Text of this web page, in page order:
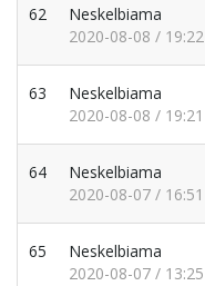
62
Neskelbiama
2020-08-08 / 19:22
63
Neskelbiama
2020-08-08 / 19:21
64
Neskelbiama
2020-08-07 / 16:51
65
Neskelbiama
2020-08-07 / 13:25